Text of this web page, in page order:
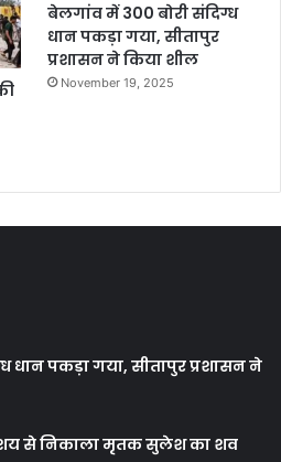
बेलगांव में 300 बोरी संदिग्ध
धान पकड़ा गया, सीतापुर
प्रशासन ने किया शील
November 19, 2025
धान पकड़ा गया, सीतापुर प्रशासन ने
से निकाला मृतक सुलेश का शव